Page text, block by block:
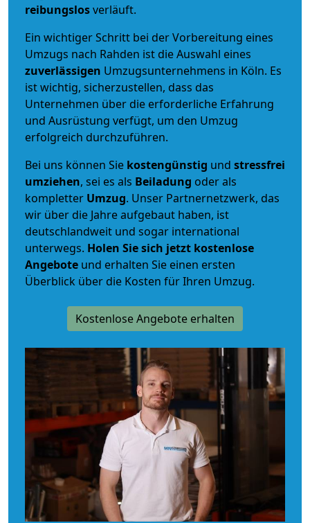
reibungslosverläuft.
Ein wichtiger Schritt bei der Vorbereitung eines
Umzugs nach Rahden ist die Auswahl eines
zuverlässigen Umzugsunternehmens in Köln. Es
ist wichtig, sicherzustellen, dass das
Unternehmen über die erforderliche Erfahrung
und Ausrüstung verfügt, um den Umzug
erfolgreich durchzuführen.
Bei uns können Sie kostengünstig und stressfrei
umziehen, sei es als Beiladung oder als
kompletter Umzug. Unser Partnernetzwerk, das
wir über die Jahre aufgebaut haben, ist
deutschlandweit und sogar international
unterwegs. Holen Sie sich jetzt kostenlose
Angebote und erhalten Sie einen ersten
Überblick über die Kosten für Ihren Umzug.
Kostenlose Angebote erhalten